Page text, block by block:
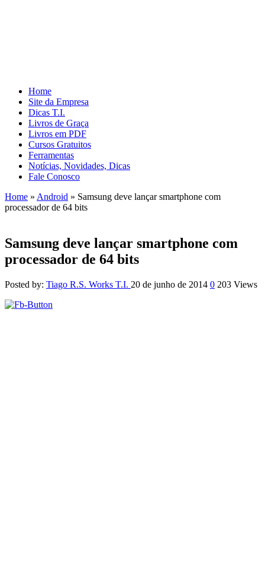
Home
Site da Empresa
Dicas T.I.
Livros de Graça
Livros em PDF
Cursos Gratuitos
Ferramentas
Notícias, Novidades, Dicas
Fale Conosco
Home » Android » Samsung deve lançar smartphone com
processador de 64 bits
Samsung deve lançar smartphone com
processador de 64 bits
Posted by: Tiago R.S. Works T.I. 20 de junho de 2014 0 203 Views